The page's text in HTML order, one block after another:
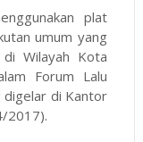
plat
umum yang
di Wilayah Kota
Forum Lalu
digelar di Kantor
2017).